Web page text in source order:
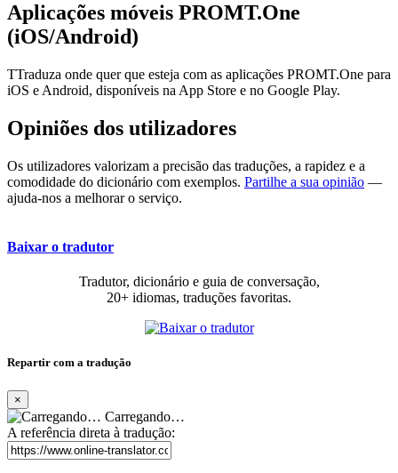
Aplicações móveis PROMT.One
(iOS/Android)
TTraduza onde quer que esteja com as aplicações PROMT.One para
iOS e Android, disponíveis na App Store e no Google Play.
Opiniões dos utilizadores
Os utilizadores valorizam a precisão das traduções, a rapidez e a
comodidade do dicionário com exemplos. Partilhe a sua opinião —
ajuda-nos a melhorar o serviço.
Baixar o tradutor
Tradutor, dicionário e guia de conversação,
20+ idiomas, traduções favoritas.
Repartir com a tradução
×
Carregando…
A referência direta à tradução: